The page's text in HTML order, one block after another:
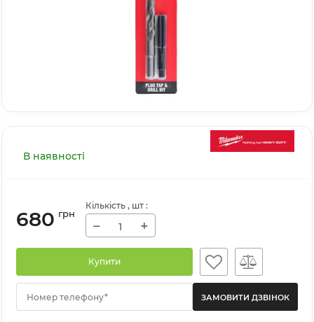
В наявності
680 грн
Кількість , шт :
− +
Купити
Номер телефону*